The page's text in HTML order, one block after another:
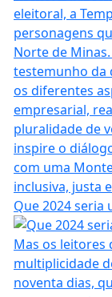
Que 2024 seria